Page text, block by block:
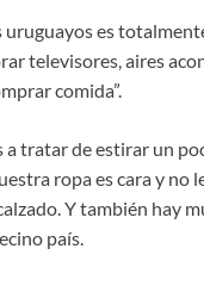
uruguayos es
televisores, aires
comida”.
tratar de estirar un
ropa es cara y no
Y también hay
país.